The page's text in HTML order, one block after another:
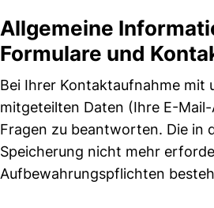
Allgemeine
Formulare und
Bei Ihrer Kontaktaufnahme mit
mitgeteilten Daten (Ihre E-
Fragen zu beantworten. Die in
Speicherung nicht mehr
Aufbewahrungspflichten